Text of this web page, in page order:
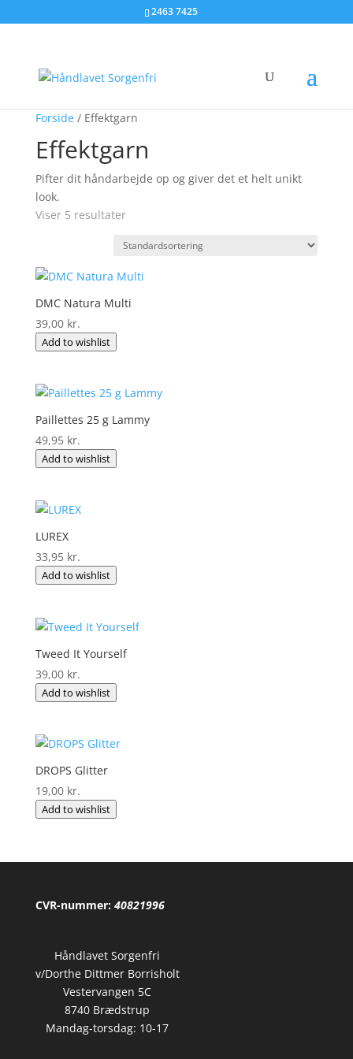
2463 7425
Forside/ Effektgarn
Effektgarn
Pifter dit håndarbejde op og giver det et helt unikt
look.
Viser 5 resultater
DMC Natura Multi
39,00 kr.
Add to wishlist
Paillettes 25 g Lammy
49,95 kr.
Add to wishlist
LUREX
33,95 kr.
Add to wishlist
Tweed It Yourself
39,00 kr.
Add to wishlist
DROPS Glitter
19,00 kr.
Add to wishlist
CVR-nummer: 40821996
Håndlavet Sorgenfri
v/Dorthe Dittmer Borrisholt
Vestervangen 5C
8740 Brædstrup
Mandag-torsdag: 10-17